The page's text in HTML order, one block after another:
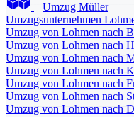
Umzug Müller
Umzugsunternehmen
Umzug von Lohmen nach
Umzug von Lohmen nach
Umzug von Lohmen nach
Umzug von Lohmen nach
Umzug von Lohmen nach
Umzug von Lohmen nach
Umzug von Lohmen nach